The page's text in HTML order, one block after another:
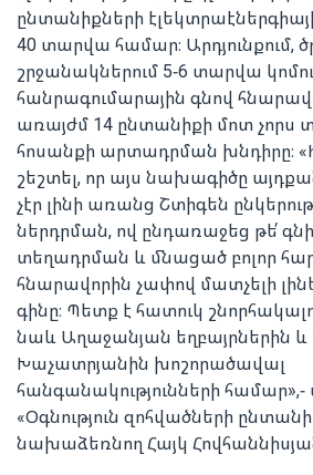
ընտանիքների
40 տարվա համար։ Արդյունքում,
շրջանակներում 5-6 տարվա
հանրագումարային գնով
առայժմ 14 ընտանիքի մոտ չորս
հոսանքի արտադրման խնդիրը։
շեշտել, որ այս նախագիծը
չէր լինի առանց Շտիգեն
ներդրման, ով ընդառաջեց թե՛
տեղադրման և մնացած բոլոր
հնարավորին չափով մատչելի
գինը։ Պետք է հատուկ
նաև Աղաջանյան եղբայրներին և
Խաչատրյանին խոշորածավալ
հանգանակությունների
«Օգնություն զոհվածների
նախաձեռնող Հայկ